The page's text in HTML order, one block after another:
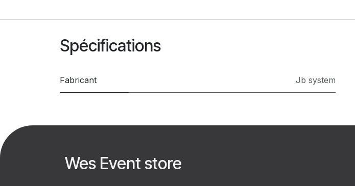
Spécifications
Fabricant Jb system
Wes Event store